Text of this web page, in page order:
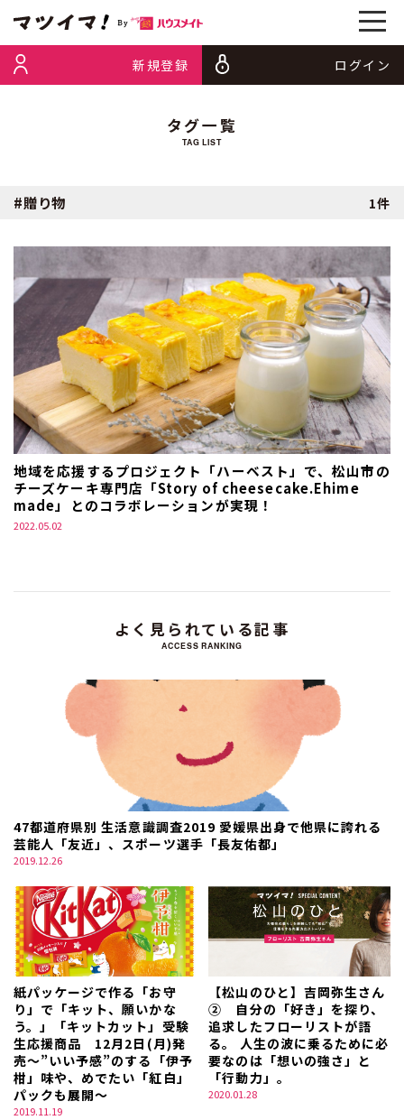
新規登録 ログイン
タグ一覧
TAG LIST
#贈り物 1件
地域を応援するプロジェクト「ハーベスト」で、松山市の
チーズケーキ専門店「Story of cheesecake.Ehime
made」とのコラボレーションが実現！
2022.05.02
よく見られている記事
ACCESS RANKING
47都道府県別 生活意識調査2019 愛媛県出身で他県に誇れる
芸能人「友近」、スポーツ選手「長友佑都」
2019.12.26
紙パッケージで作る「お守
り」で「キット、願いかな
う。」「キットカット」受験
生応援商品 12月2日(月)発
売～”いい予感”のする「伊予
柑」味や、めでたい「紅白」
パックも展開～
2019.11.19
【松山のひと】吉岡弥生さん
② 自分の「好き」を探り、
追求したフローリストが語
る。 人生の波に乗るために必
要なのは「想いの強さ」と
「行動力」。
2020.01.28